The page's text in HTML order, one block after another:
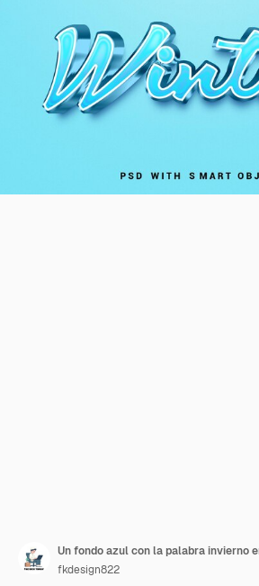
Un fondo azul con la palabra invierno
fkdesign822